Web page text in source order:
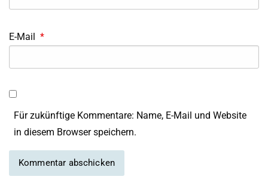
E-Mail *
Für zukünftige Kommentare: Name, E-Mail und Website
in diesem Browser speichern.